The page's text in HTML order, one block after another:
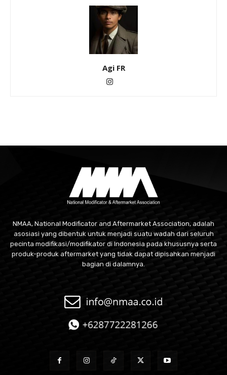
Agi FR
NMAA, National Modificator and Aftermarket Association, adalah
asosiasi yang dibentuk untuk menjadi suatu wadah dari seluruh
pecinta modifikasi/modifikator di Indonesia pada khususnya serta
produk-produk aftermarket yang tidak dapat dipisahkan menjadi
bagian di dalamnya.